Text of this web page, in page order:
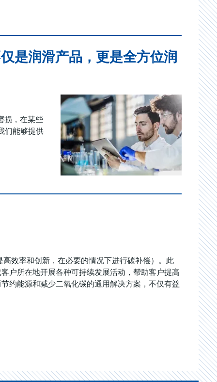
是润滑产品，更是全方位润
损，在某些
们能够提供
效率和创新，在必要的情况下进行碳补偿）。此
户所在地开展各种可持续发展活动，帮助客户提高
约能源和减少二氧化碳的通用解决方案，不仅有益